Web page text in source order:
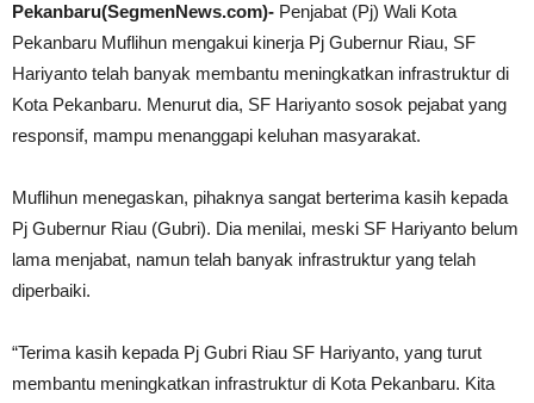
Pekanbaru(SegmenNews.com)- Penjabat (Pj) Wali Kota
Pekanbaru Muflihun mengakui kinerja Pj Gubernur Riau, SF
Hariyanto telah banyak membantu meningkatkan infrastruktur di
Kota Pekanbaru. Menurut dia, SF Hariyanto sosok pejabat yang
responsif, mampu menanggapi keluhan masyarakat.
Muflihun menegaskan, pihaknya sangat berterima kasih kepada
Pj Gubernur Riau (Gubri). Dia menilai, meski SF Hariyanto belum
lama menjabat, namun telah banyak infrastruktur yang telah
diperbaiki.
“Terima kasih kepada Pj Gubri Riau SF Hariyanto, yang turut
membantu meningkatkan infrastruktur di Kota Pekanbaru. Kita